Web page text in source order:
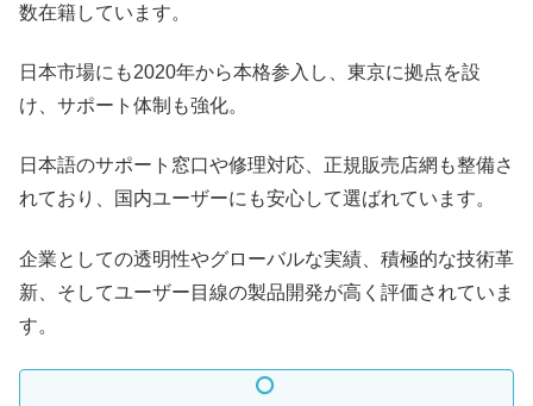
数在籍しています。
日本市場にも2020年から本格参入し、東京に拠点を設
け、サポート体制も強化。
日本語のサポート窓口や修理対応、正規販売店網も整備さ
れており、国内ユーザーにも安心して選ばれています。
企業としての透明性やグローバルな実績、積極的な技術革
新、そしてユーザー目線の製品開発が高く評価されていま
す。